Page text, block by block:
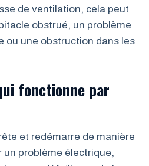
de ventilation, cela peut
obstrué, un problème
ou une obstruction dans les
fonctionne par
et redémarre de manière
problème électrique,